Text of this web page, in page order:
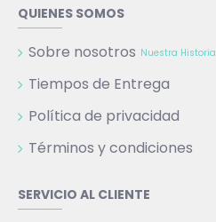
QUIENES SOMOS
Sobre nosotros Nuestra Historia
Tiempos de Entrega
Política de privacidad
Términos y condiciones
SERVICIO AL CLIENTE